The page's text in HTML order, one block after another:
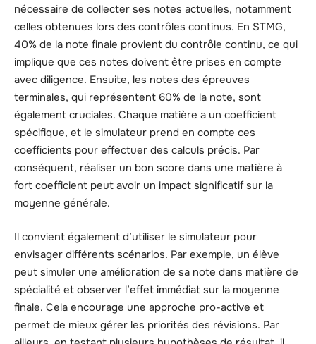
nécessaire de collecter ses notes actuelles, notamment
celles obtenues lors des contrôles continus. En STMG,
40% de la note finale provient du contrôle continu, ce qui
implique que ces notes doivent être prises en compte
avec diligence. Ensuite, les notes des épreuves
terminales, qui représentent 60% de la note, sont
également cruciales. Chaque matière a un coefficient
spécifique, et le simulateur prend en compte ces
coefficients pour effectuer des calculs précis. Par
conséquent, réaliser un bon score dans une matière à
fort coefficient peut avoir un impact significatif sur la
moyenne générale.
Il convient également d’utiliser le simulateur pour
envisager différents scénarios. Par exemple, un élève
peut simuler une amélioration de sa note dans matière de
spécialité et observer l’effet immédiat sur la moyenne
finale. Cela encourage une approche pro-active et
permet de mieux gérer les priorités des révisions. Par